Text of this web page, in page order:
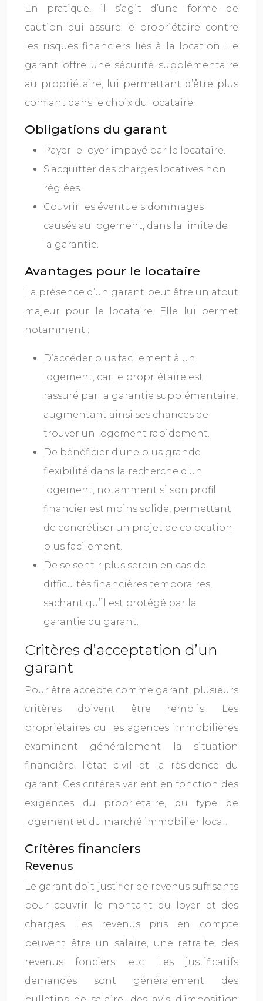
En pratique, il s’agit d’une forme de
caution qui assure le propriétaire contre
les risques financiers liés à la location. Le
garant offre une sécurité supplémentaire
au propriétaire, lui permettant d’être plus
confiant dans le choix du locataire.
Obligations du garant
Payer le loyer impayé par le locataire.
S’acquitter des charges locatives non
réglées.
Couvrir les éventuels dommages
causés au logement, dans la limite de
la garantie.
Avantages pour le locataire
La présence d’un garant peut être un atout
majeur pour le locataire. Elle lui permet
notamment :
D’accéder plus facilement à un
logement, car le propriétaire est
rassuré par la garantie supplémentaire,
augmentant ainsi ses chances de
trouver un logement rapidement.
De bénéficier d’une plus grande
flexibilité dans la recherche d’un
logement, notamment si son profil
financier est moins solide, permettant
de concrétiser un projet de colocation
plus facilement.
De se sentir plus serein en cas de
difficultés financières temporaires,
sachant qu’il est protégé par la
garantie du garant.
Critères d’acceptation d’un
garant
Pour être accepté comme garant, plusieurs
critères doivent être remplis. Les
propriétaires ou les agences immobilières
examinent généralement la situation
financière, l’état civil et la résidence du
garant. Ces critères varient en fonction des
exigences du propriétaire, du type de
logement et du marché immobilier local.
Critères financiers
Revenus
Le garant doit justifier de revenus suffisants
pour couvrir le montant du loyer et des
charges. Les revenus pris en compte
peuvent être un salaire, une retraite, des
revenus fonciers, etc. Les justificatifs
demandés sont généralement des